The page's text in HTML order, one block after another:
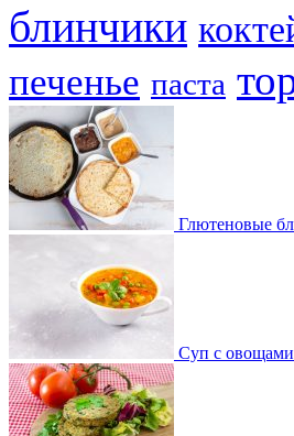
блинчики
печенье паста
Глютеновые
Суп с